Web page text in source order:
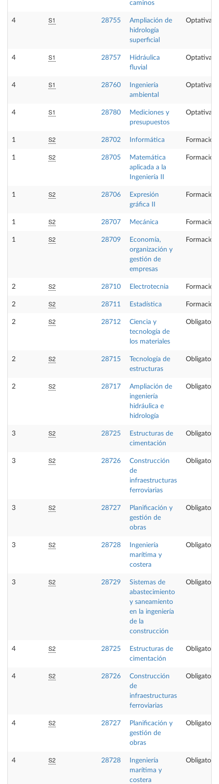
caminos
4 S1 28755
Ampliación de
hidrología
superficial
Optativa
4 S1 28757
Hidráulica
fluvial
Optativa
4 S1 28760
Ingeniería
ambiental
Optativa
4 S1 28780
Mediciones y
presupuestos
Optativa
1 S2 28702 Informática Formación
1 S2 28705
Matemática
aplicada a la
Ingeniería II
Formación
1 S2 28706
Expresión
gráfica II
Formación
1 S2 28707 Mecánica Formación
1 S2 28709
Economía,
organización y
gestión de
empresas
Formación
2 S2 28710 Electrotecnia Formación
2 S2 28711 Estadística Formación
2 S2 28712
Ciencia y
tecnología de
los materiales
Obligatoria
2 S2 28715
Tecnología de
estructuras
Obligatoria
2 S2 28717
Ampliación de
ingeniería
hidráulica e
hidrología
Obligatoria
3 S2 28725
Estructuras de
cimentación
Obligatoria
3 S2 28726
Construcción
de
infraestructuras
ferroviarias
Obligatoria
3 S2 28727
Planificación y
gestión de
obras
Obligatoria
3 S2 28728
Ingeniería
marítima y
costera
Obligatoria
3 S2 28729
Sistemas de
abastecimiento
y saneamiento
en la ingeniería
de la
construcción
Obligatoria
4 S2 28725
Estructuras de
cimentación
Obligatoria
4 S2 28726
Construcción
de
infraestructuras
ferroviarias
Obligatoria
4 S2 28727
Planificación y
gestión de
obras
Obligatoria
4 S2 28728
Ingeniería
marítima y
costera
Obligatoria